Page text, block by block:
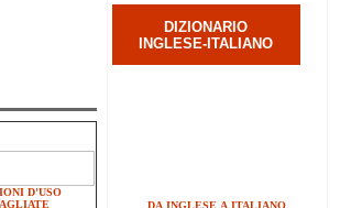
D'USO
DIZIONARIO
INGLESE-ITALIANO
DA INGLESE A ITALIANO